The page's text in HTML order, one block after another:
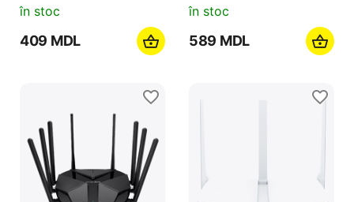
în stoc
‍409‍ MDL
în stoc
‍589‍ MDL